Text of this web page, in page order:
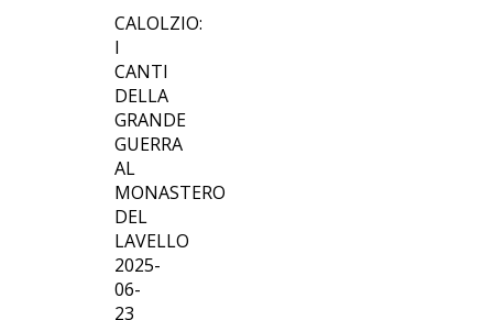
CALOLZIO:
I
CANTI
DELLA
GRANDE
GUERRA
AL
MONASTERO
DEL
LAVELLO
2025-
06-
23